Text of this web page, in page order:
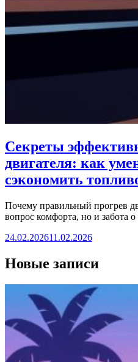
Секреты
двигателя: как
сэкономить
Почему правильный прогрев
вопрос комфорта, но и забота
24.02.202611.02.2026
Новые записи